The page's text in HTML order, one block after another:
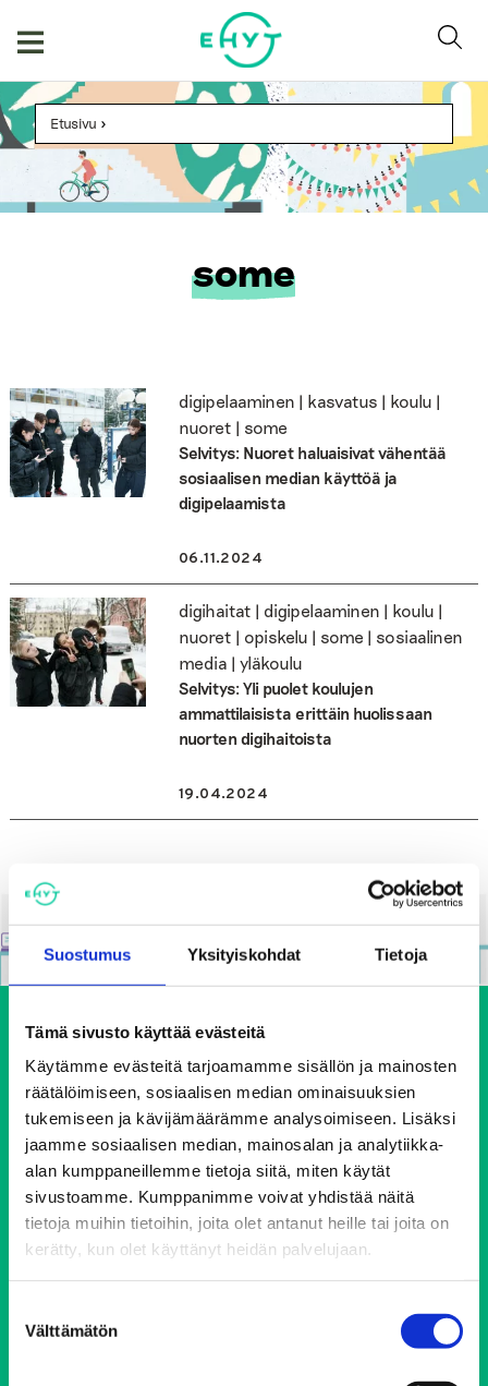
Suostumus Yksityiskohdat Tietoja
Tämä sivusto käyttää evästeitä
Käytämme evästeitä tarjoamamme sisällön ja mainosten
räätälöimiseen, sosiaalisen median ominaisuuksien
tukemiseen ja kävijämäärämme analysoimiseen. Lisäksi
jaamme sosiaalisen median, mainosalan ja analytiikka-
alan kumppaneillemme tietoja siitä, miten käytät
sivustoamme. Kumppanimme voivat yhdistää näitä
tietoja muihin tietoihin, joita olet antanut heille tai joita on
kerätty, kun olet käyttänyt heidän palvelujaan.
valinta
Välttämätön
Etusivu >
some
digipelaaminen | kasvatus | koulu |
nuoret | some
Selvitys: Nuoret haluaisivat vähentää
sosiaalisen median käyttöä ja
digipelaamista
06.11.2024
digihaitat | digipelaaminen | koulu |
nuoret | opiskelu | some | sosiaalinen
media | yläkoulu
Selvitys: Yli puolet koulujen
ammattilaisista erittäin huolissaan
nuorten digihaitoista
19.04.2024
Ehkäisevä päihdetyö EHYT ry
Keskustoimisto
Elimäenkatu 17-19
00510 Helsinki